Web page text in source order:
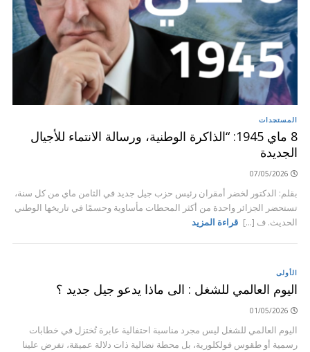
المستجدات
8 ماي 1945: “الذاكرة الوطنية، ورسالة الانتماء للأجيال
الجديدة
07/05/2026
بقلم: الدكتور لخضر أمقران رئيس حزب جيل جديد في الثامن ماي من كل سنة،
تستحضر الجزائر واحدة من أكثر المحطات مأساوية وحسمًا في تاريخها الوطني
الحديث. ف [...] قراءة المزيد
الأولى
اليوم العالمي للشغل : الى ماذا يدعو جيل جديد ؟
01/05/2026
اليوم العالمي للشغل ليس مجرد مناسبة احتفالية عابرة تُختزل في خطابات
رسمية أو طقوس فولكلورية، بل محطة نضالية ذات دلالة عميقة، تفرض علينا